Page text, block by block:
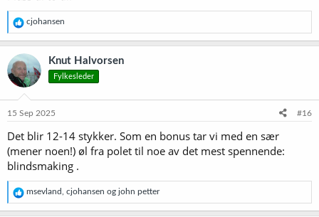
R
e
a
k
s
j
o
e
cjohansen
Knut Halvorsen
Fylkesleder
15 Sep 2025 #16
Det blir 12-14 stykker. Som en bonus tar vi med en sær
(mener noen!) øl fra polet til noe av det mest spennende:
blindsmaking .
R
e
a
msevland cjohansen og john petter